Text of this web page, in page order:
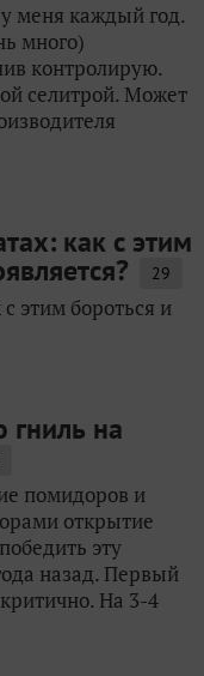
у меня каждый год.
много)
контролирую.
селитрой. Может
как с этим
29
этим бороться и
на
помидоров и
открытие
эту
назад. Первый
На 3-4